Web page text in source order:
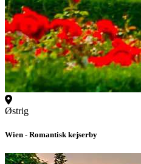
Østrig
Wien - Romantisk kejserby